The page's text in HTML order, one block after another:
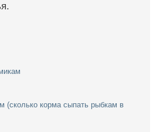
(сколько корма сыпать рыбкам в